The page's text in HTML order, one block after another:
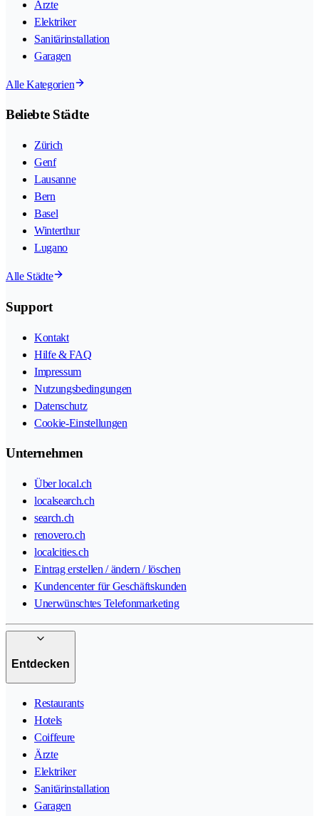
Ärzte
Elektriker
Sanitärinstallation
Garagen
Alle Kategorien
Beliebte Städte
Zürich
Genf
Lausanne
Bern
Basel
Winterthur
Lugano
Alle Städte
Support
Kontakt
Hilfe & FAQ
Impressum
Nutzungsbedingungen
Datenschutz
Cookie-Einstellungen
Unternehmen
Über local.ch
localsearch.ch
search.ch
renovero.ch
localcities.ch
Eintrag erstellen / ändern / löschen
Kundencenter für Geschäftskunden
Unerwünschtes Telefonmarketing
Entdecken
Restaurants
Hotels
Coiffeure
Ärzte
Elektriker
Sanitärinstallation
Garagen